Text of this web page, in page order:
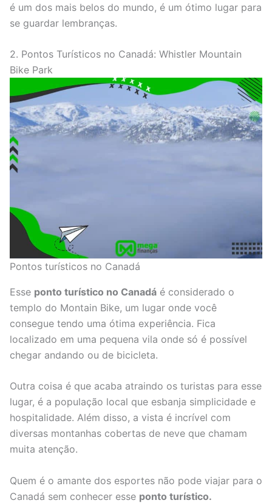
é um dos mais belos do mundo, é um ótimo lugar para
se guardar lembranças.
2. Pontos Turísticos no Canadá: Whistler Mountain
Bike Park
Pontos turísticos no Canadá
Esse ponto turístico no Canadá é considerado o
templo do Montain Bike, um lugar onde você
consegue tendo uma ótima experiência. Fica
localizado em uma pequena vila onde só é possível
chegar andando ou de bicicleta.
Outra coisa é que acaba atraindo os turistas para esse
lugar, é a população local que esbanja simplicidade e
hospitalidade. Além disso, a vista é incrível com
diversas montanhas cobertas de neve que chamam
muita atenção.
Quem é o amante dos esportes não pode viajar para o
Canadá sem conhecer esse ponto turístico.